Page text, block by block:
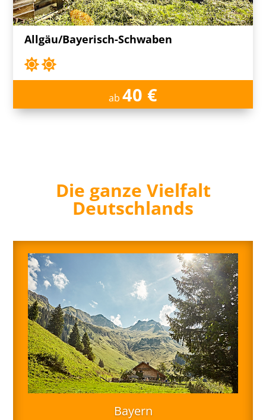
Allgäu/Bayerisch-Schwaben
ab 40 €
Die ganze Vielfalt
Deutschlands
Bayern